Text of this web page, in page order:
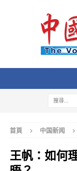
首頁 中国新闻
王帆：如何